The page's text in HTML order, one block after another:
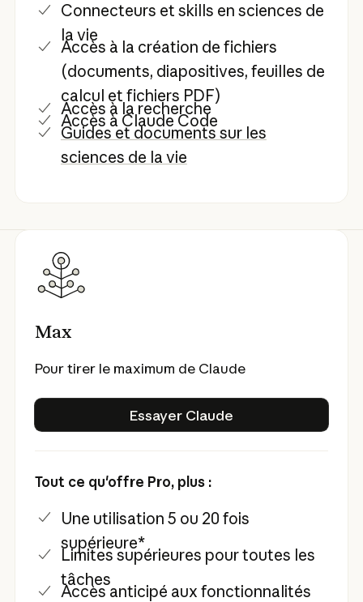
Connecteurs et skills en sciences de
la vie
Accès à la création de fichiers
(documents, diapositives, feuilles de
calcul et fichiers PDF)
Accès à la recherche
Accès à Claude Code
Guides et documents sur les
sciences de la vie
Max
Pour tirer le maximum de Claude
Essayer Claude
Tout ce qu'offre Pro, plus :
Une utilisation 5 ou 20 fois
supérieure*
Limites supérieures pour toutes les
tâches
Accès anticipé aux fonctionnalités